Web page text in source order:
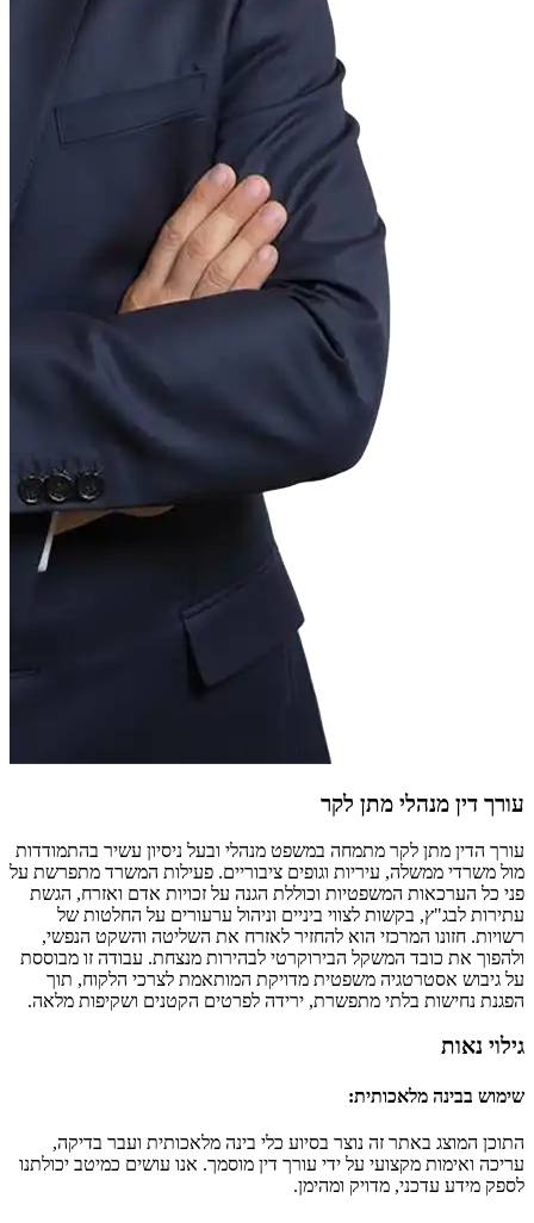
עורך דין מנהלי מתן לקר
עורך הדין מתן לקר מתמחה במשפט מנהלי ובעל ניסיון עשיר בהתמודדות
מול משרדי ממשלה, עיריות וגופים ציבוריים. פעילות המשרד מתפרשת על
פני כל הערכאות המשפטיות וכוללת הגנה על זכויות אדם ואזרח, הגשת
עתירות לבג"ץ, בקשות לצווי ביניים וניהול ערעורים על החלטות של
רשויות. חזונו המרכזי הוא להחזיר לאזרח את השליטה והשקט הנפשי,
ולהפוך את כובד המשקל הבירוקרטי לבהירות מנצחת. עבודה זו מבוססת
על גיבוש אסטרטגיה משפטית מדויקת המותאמת לצרכי הלקוח, תוך
הפגנת נחישות בלתי מתפשרת, ירידה לפרטים הקטנים ושקיפות מלאה.
גילוי נאות
שימוש בבינה מלאכותית:
התוכן המוצג באתר זה נוצר בסיוע כלי בינה מלאכותית ועבר בדיקה,
עריכה ואימות מקצועי על ידי עורך דין מוסמך. אנו עושים כמיטב יכולתנו
לספק מידע עדכני, מדויק ומהימן.